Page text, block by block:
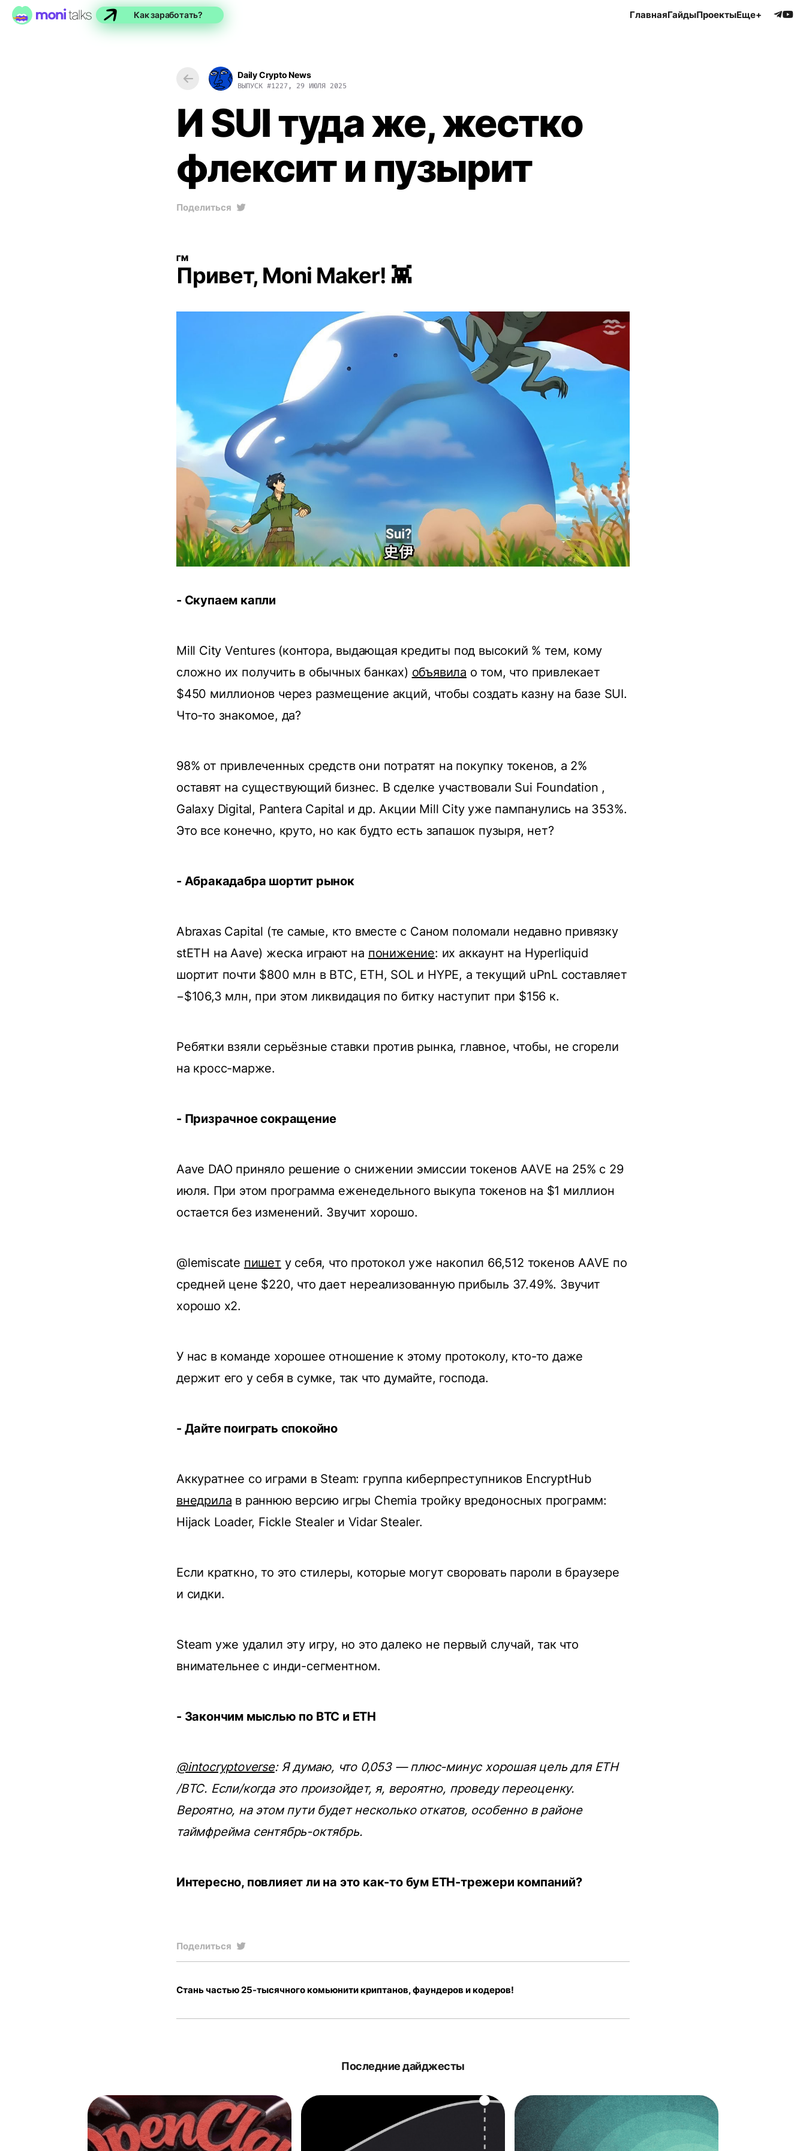
Как заработать? ГлавнаяГайдыПроектыЕще+
Daily Crypto News
ВЫПУСК #1227, 29 ИЮЛЯ 2025
И SUI туда же, жестко
флексит и пузырит
Поделиться
ГМ
Привет, Moni Maker! 👾
- Скупаем капли
Mill City Ventures (контора, выдающая кредиты под высокий % тем, кому
сложно их получить в обычных банках) объявила о том, что привлекает
$450 миллионов через размещение акций, чтобы создать казну на базе SUI.
Что-то знакомое, да?
98% от привлеченных средств они потратят на покупку токенов, а 2%
оставят на существующий бизнес. В сделке участвовали Sui Foundation ,
Galaxy Digital, Pantera Capital и др. Акции Mill City уже пампанулись на 353%.
Это все конечно, круто, но как будто есть запашок пузыря, нет?
- Абракадабра шортит рынок
Abraxas Capital (те самые, кто вместе с Саном поломали недавно привязку
stETH на Aave) жеска играют на понижение: их аккаунт на Hyperliquid
шортит почти $800 млн в BTC, ETH, SOL и HYPE, а текущий uPnL составляет
−$106,3 млн, при этом ликвидация по битку наступит при $156 к.
Ребятки взяли серьёзные ставки против рынка, главное, чтобы, не сгорели
на кросс-марже.
- Призрачное сокращение
Aave DAO приняло решение о снижении эмиссии токенов AAVE на 25% с 29
июля. При этом программа еженедельного выкупа токенов на $1 миллион
остается без изменений. Звучит хорошо.
@lemiscate пишет у себя, что протокол уже накопил 66,512 токенов AAVE по
средней цене $220, что дает нереализованную прибыль 37.49%. Звучит
хорошо х2.
У нас в команде хорошее отношение к этому протоколу, кто-то даже
держит его у себя в сумке, так что думайте, господа.
- Дайте поиграть спокойно
Аккуратнее со играми в Steam: группа киберпреступников EncryptHub
внедрила в раннюю версию игры Chemia тройку вредоносных программ:
Hijack Loader, Fickle Stealer и Vidar Stealer.
Если краткно, то это стилеры, которые могут своровать пароли в браузере
и сидки.
Steam уже удалил эту игру, но это далеко не первый случай, так что
внимательнее с инди-сегментном.
- Закончим мыслью по BTC и ETH
@intocryptoverse: Я думаю, что 0,053 — плюс-минус хорошая цель для ETH
/BTC. Если/когда это произойдет, я, вероятно, проведу переоценку.
Вероятно, на этом пути будет несколько откатов, особенно в районе
таймфрейма сентябрь-октябрь.
Интересно, повлияет ли на это как-то бум ETH-трежери компаний?
Поделиться
Стань частью 25-тысячного комьюнити криптанов, фаундеров и кодеров!
Последние дайджесты